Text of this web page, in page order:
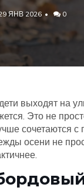
ЯНВ 2026 0
выходят на
Это не
сочетаются
осени не